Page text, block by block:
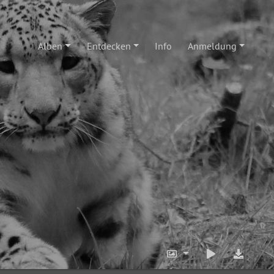
Alben Entdecken Info Anmeldung